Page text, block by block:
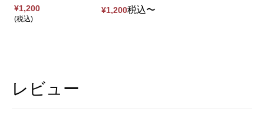
¥1,200
税込
¥1,200税込〜
レビュー